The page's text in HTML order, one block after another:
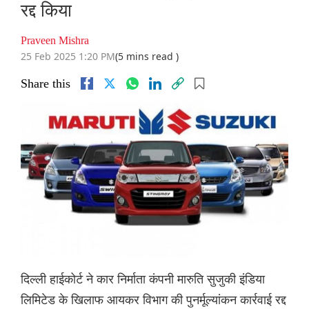
रद्द किया
Praveen Mishra
25 Feb 2025 1:20 PM(5 mins read )
Share this
दिल्ली हाईकोर्ट ने कार निर्माता कंपनी मारुति सुजुकी इंडिया
लिमिटेड के खिलाफ आयकर विभाग की पुनर्मूल्यांकन कार्रवाई रद्द